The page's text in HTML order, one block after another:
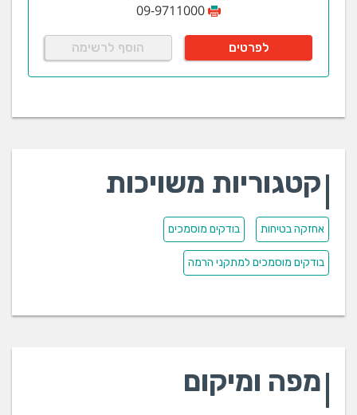
09-9711000
לפרטים הוסף לרשימה
קטגוריות משויכות
אחזקה בטיחות בודקים מוסמכים
בודקים מוסמכים למתקני הרמה
מפה ומיקום